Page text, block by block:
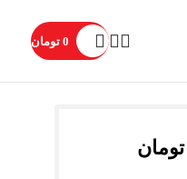
0 تومان
تومان